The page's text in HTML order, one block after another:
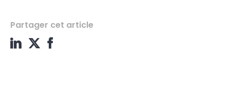
Partager cet article